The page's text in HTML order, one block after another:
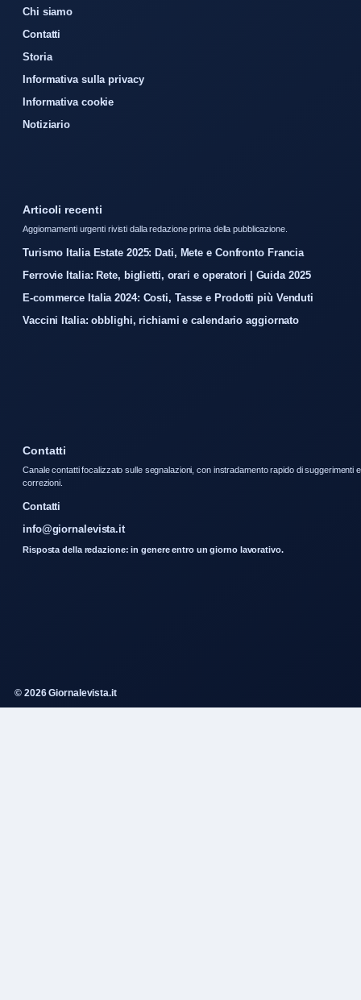
Chi siamo
Contatti
Storia
Informativa sulla privacy
Informativa cookie
Notiziario
Articoli recenti
Aggiornamenti urgenti rivisti dalla redazione prima della pubblicazione.
Turismo Italia Estate 2025: Dati, Mete e Confronto Francia
Ferrovie Italia: Rete, biglietti, orari e operatori | Guida 2025
E-commerce Italia 2024: Costi, Tasse e Prodotti più Venduti
Vaccini Italia: obblighi, richiami e calendario aggiornato
Contatti
Canale contatti focalizzato sulle segnalazioni, con instradamento rapido di suggerimenti e
correzioni.
Contatti
info@giornalevista.it
Risposta della redazione: in genere entro un giorno lavorativo.
© 2026 Giornalevista.it